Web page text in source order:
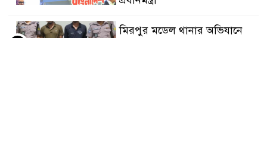
মিরপুর মডেল থানার অভিযানে